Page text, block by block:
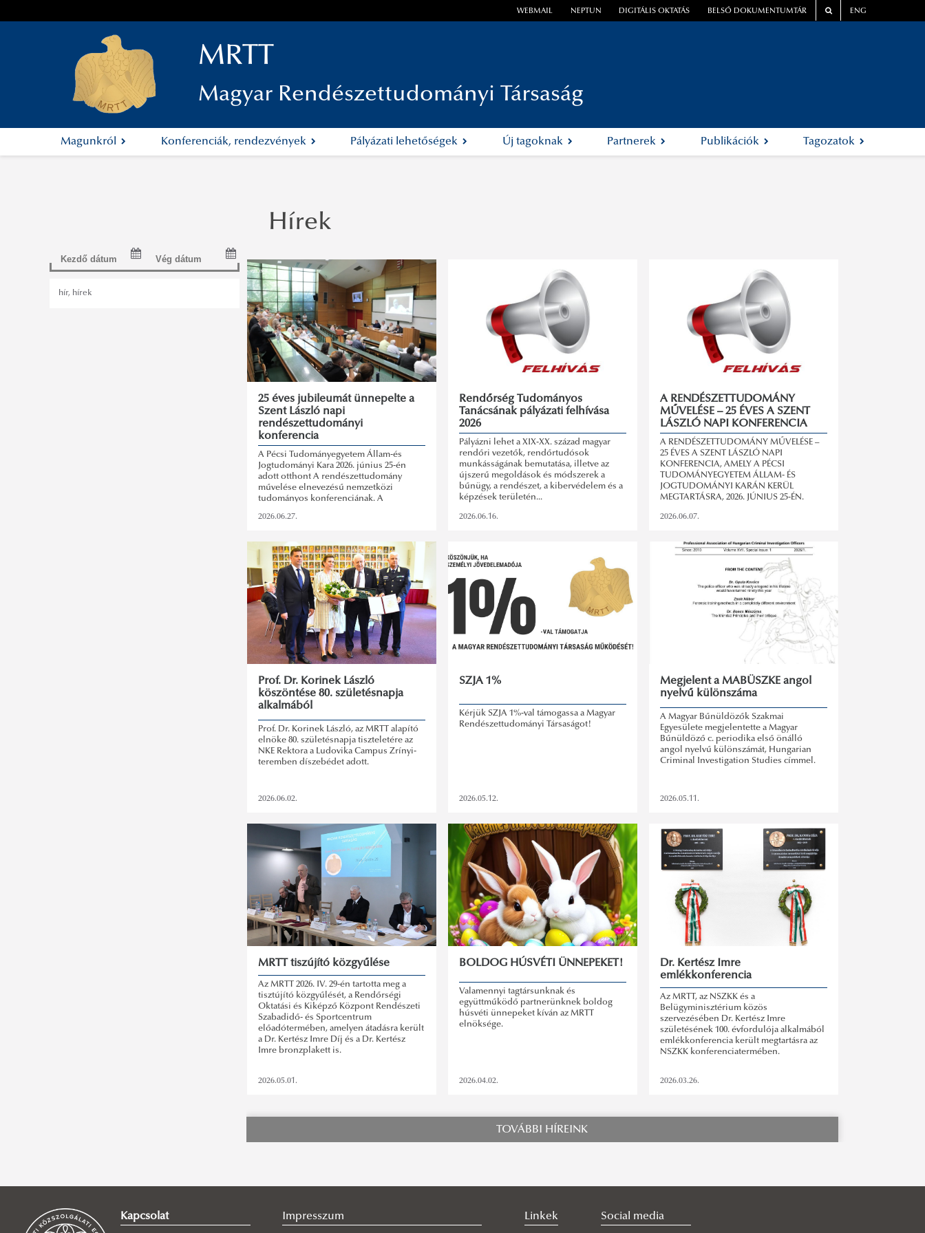
WEBMAIL NEPTUN DIGITÁLIS OKTATÁS BELSŐ DOKUMENTUMTÁR ENG
MRTT
Magyar Rendészettudományi Társaság
Magunkról Konferenciák, rendezvények Pályázati lehetőségek Új tagoknak Partnerek Publikációk Tagozatok
hír, hírek
Hírek
25 éves jubileumát ünnepelte a
Szent László napi
rendészettudományi
konferencia
A Pécsi Tudományegyetem Állam-és
Jogtudományi Kara 2026. június 25-én
adott otthont A rendészettudomány
művelése elnevezésű nemzetközi
tudományos konferenciának. A
konferencia 25 éves jubileuma is volt.
2026.06.27.
Rendőrség Tudományos
Tanácsának pályázati felhívása
2026
Pályázni lehet a XIX-XX. század magyar
rendőri vezetők, rendőrtudósok
munkásságának bemutatása, illetve az
újszerű megoldások és módszerek a
bűnügy, a rendészet, a kibervédelem és a
képzések területén...
2026.06.16.
A RENDÉSZETTUDOMÁNY
MŰVELÉSE – 25 ÉVES A SZENT
LÁSZLÓ NAPI KONFERENCIA
A RENDÉSZETTUDOMÁNY MŰVELÉSE –
25 ÉVES A SZENT LÁSZLÓ NAPI
KONFERENCIA, AMELY A PÉCSI
TUDOMÁNYEGYETEM ÁLLAM- ÉS
JOGTUDOMÁNYI KARÁN KERÜL
MEGTARTÁSRA, 2026. JÚNIUS 25-ÉN.
2026.06.07.
Prof. Dr. Korinek László
köszöntése 80. születésnapja
alkalmából
Prof. Dr. Korinek László, az MRTT alapító
elnöke 80. születésnapja tiszteletére az
NKE Rektora a Ludovika Campus Zrínyi-
teremben díszebédet adott.
2026.06.02.
SZJA 1%
Kérjük SZJA 1%-val támogassa a Magyar
Rendészettudományi Társaságot!
2026.05.12.
Megjelent a MABÜSZKE angol
nyelvű különszáma
A Magyar Bűnüldözők Szakmai
Egyesülete megjelentette a Magyar
Bűnüldöző c. periodika első önálló
angol nyelvű különszámát, Hungarian
Criminal Investigation Studies címmel.
2026.05.11.
MRTT tiszújító közgyűlése
Az MRTT 2026. IV. 29-én tartotta meg a
tisztújító közgyűlését, a Rendőrségi
Oktatási és Kiképző Központ Rendészeti
Szabadidő- és Sportcentrum
előadótermében, amelyen átadásra került
a Dr. Kertész Imre Díj és a Dr. Kertész
Imre bronzplakett is.
2026.05.01.
BOLDOG HÚSVÉTI ÜNNEPEKET!
Valamennyi tagtársunknak és
együttműködő partnerünknek boldog
húsvéti ünnepeket kíván az MRTT
elnöksége.
2026.04.02.
Dr. Kertész Imre
emlékkonferencia
Az MRTT, az NSZKK és a
Belügyminisztérium közös
szervezésében Dr. Kertész Imre
születésének 100. évfordulója alkalmából
emlékkonferencia került megtartásra az
NSZKK konferenciatermében.
2026.03.26.
TOVÁBBI HÍREINK
Kapcsolat Impresszum Linkek Social media